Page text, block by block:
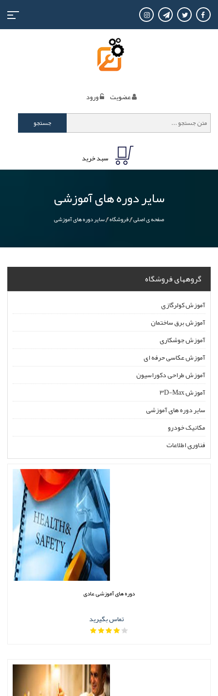
منوی
کاربری
ورود عضويت
جستجو
سبد خرید
سایر دوره های آموزشی
صفحه ی اصلی فروشگاه سایر دوره های آموزشی
گروههای فروشگاه
آموزش کولرگازی
آموزش برق ساختمان
آموزش جوشکاری
آموزش عکاسی حرفه ای
آموزش طراحی دکوراسیون
آموزش 3D-Max
سایر دوره های آموزشی
مکانیک خودرو
فناوری اطلاعات
دوره های آموزشی عادی
تماس بگیرید